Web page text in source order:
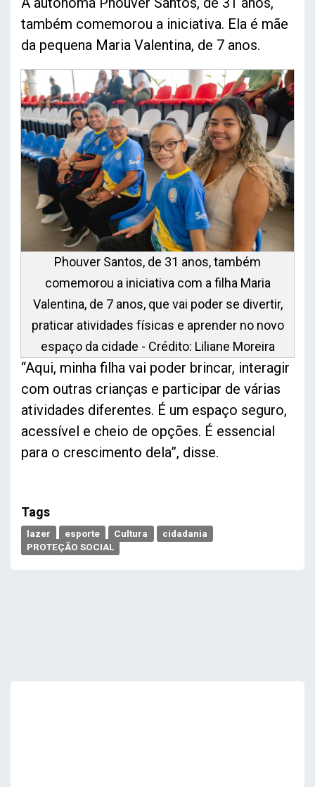
também comemorou a iniciativa. Ela é mãe
da pequena Maria Valentina, de 7 anos.
Phouver Santos, de 31 anos, também
comemorou a iniciativa com a filha Maria
Valentina, de 7 anos, que vai poder se divertir,
praticar atividades físicas e aprender no novo
espaço da cidade - Crédito: Liliane Moreira
“Aqui, minha filha vai poder brincar, interagir
com outras crianças e participar de várias
atividades diferentes. É um espaço seguro,
acessível e cheio de opções. É essencial
para o crescimento dela”, disse.
Tags
lazer esporte Cultura
cidadania
PROTEÇÃO SOCIAL